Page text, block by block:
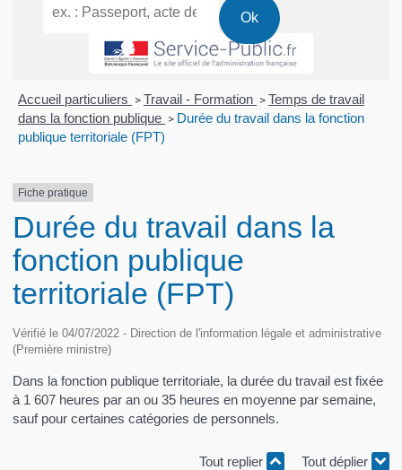
Accueil particuliers > Travail - Formation > Temps de travail
dans la fonction publique > Durée du travail dans la fonction
publique territoriale (FPT)
Fiche pratique
Durée du travail dans la
fonction publique
territoriale (FPT)
Vérifié le 04/07/2022 - Direction de l'information légale et administrative
(Première ministre)
Dans la fonction publique territoriale, la durée du travail est fixée
à 1 607 heures par an ou 35 heures en moyenne par semaine,
sauf pour certaines catégories de personnels.
Tout replier Tout déplier